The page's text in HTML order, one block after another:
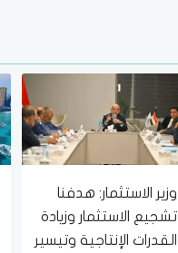
وزير الاستثمار: هدفنا
تشجيع الاستثمار وزيادة
القدرات الإنتاجية وتيسير